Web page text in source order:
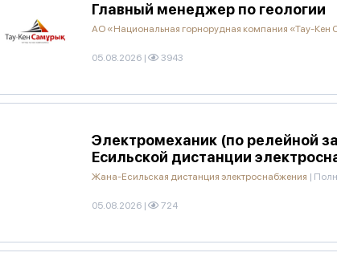
Главный менеджер по геологии
АО «Национальная горнорудная компания «Тау-Кен
05.08.2026 | 3943
Электромеханик (по релейной
Есильской дистанции
Жана-Есильская дистанция электроснабжения |
05.08.2026 | 724